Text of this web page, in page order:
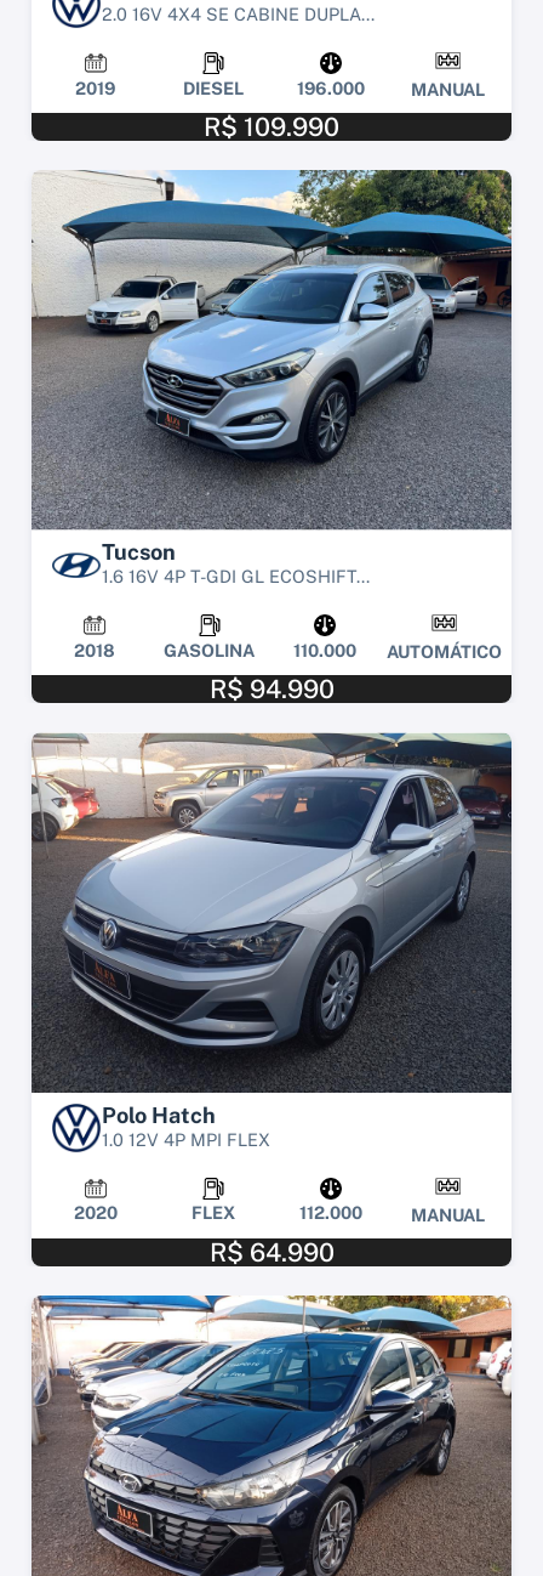
2.0 16V 4X4 SE CABINE DUPLA...
2019 DIESEL 196.000 MANUAL
R$ 109.990
Tucson
1.6 16V 4P T-GDI GL ECOSHIFT...
2018 GASOLINA 110.000 AUTOMÁTICO
R$ 94.990
Polo Hatch
1.0 12V 4P MPI FLEX
2020 FLEX 112.000 MANUAL
R$ 64.990